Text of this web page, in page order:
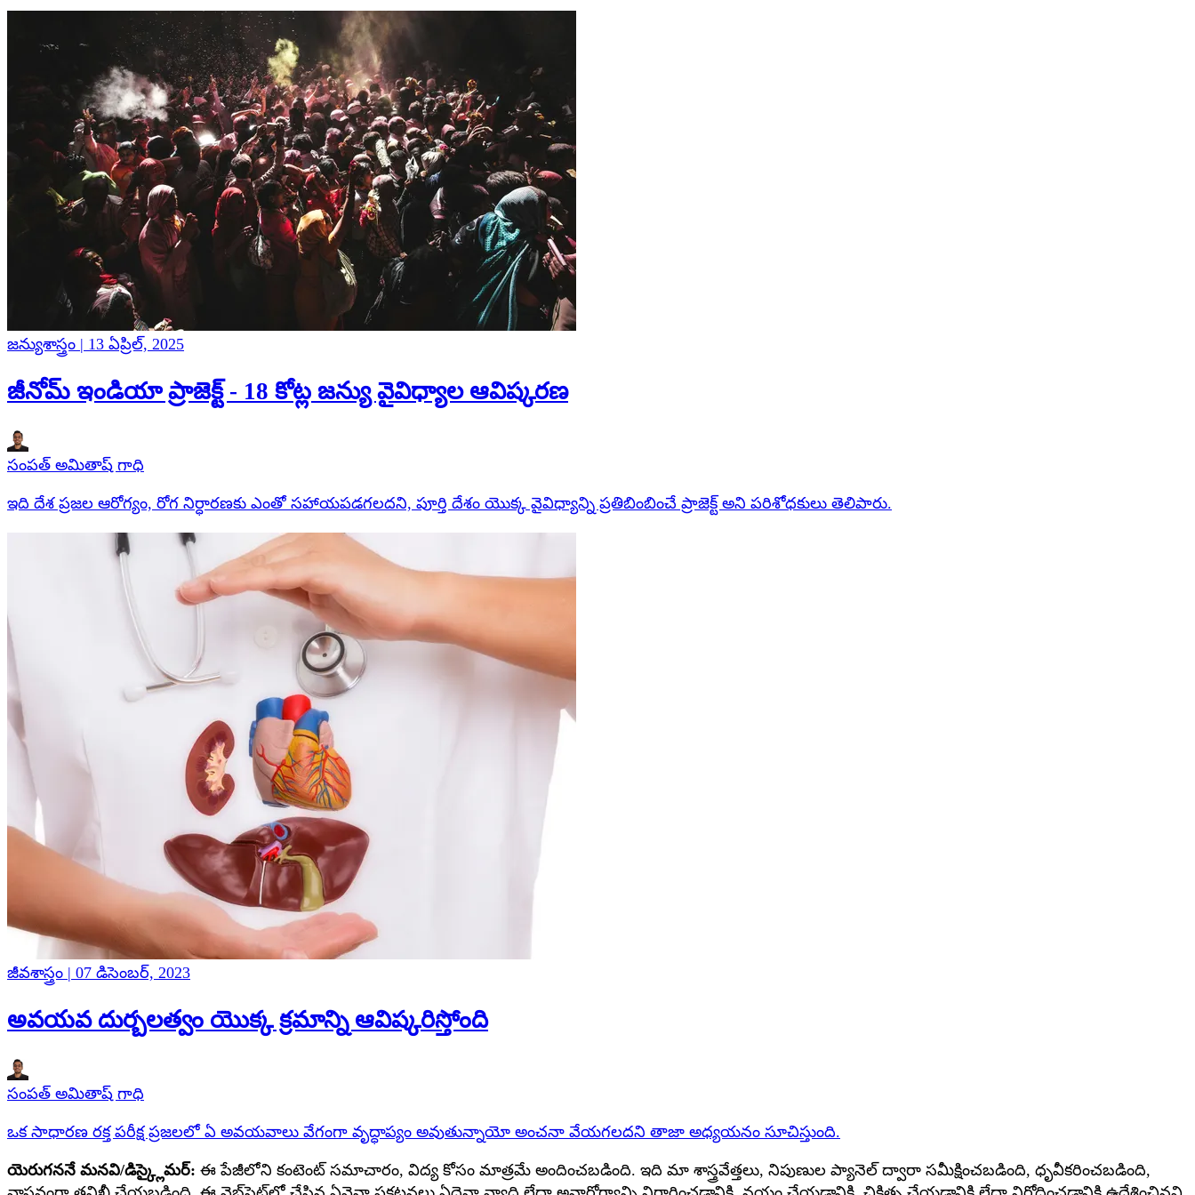
జన్యుశాస్త్రం | 13 ఏప్రిల్, 2025
జీనోమ్ ఇండియా ప్రాజెక్ట్ - 18 కోట్ల జన్యు వైవిధ్యాల ఆవిష్కరణ
సంపత్ అమితాష్ గాధి
ఇది దేశ ప్రజల ఆరోగ్యం, రోగ నిర్ధారణకు ఎంతో సహాయపడగలదని, పూర్తి దేశం యొక్క వైవిధ్యాన్ని ప్రతిబింబించే ప్రాజెక్ట్ అని పరిశోధకులు తెలిపారు.
జీవశాస్త్రం | 07 డిసెంబర్, 2023
అవయవ దుర్బలత్వం యొక్క క్రమాన్ని ఆవిష్కరిస్తోంది
సంపత్ అమితాష్ గాధి
ఒక సాధారణ రక్త పరీక్ష ప్రజలలో ఏ అవయవాలు వేగంగా వృద్ధాప్యం అవుతున్నాయో అంచనా వేయగలదని తాజా అధ్యయనం సూచిస్తుంది.
యెరుగననే మనవి/డిస్క్లైమర్: ఈ పేజీలోని కంటెంట్ సమాచారం, విద్య కోసం మాత్రమే అందించబడింది. ఇది మా శాస్త్రవేత్తలు, నిపుణుల ప్యానెల్ ద్వారా సమీక్షించబడింది, ధృవీకరించబడింది,